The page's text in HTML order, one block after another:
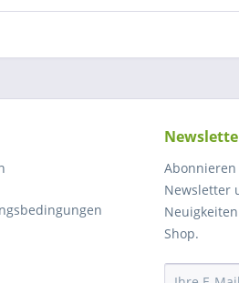
Newsletter
Shop.